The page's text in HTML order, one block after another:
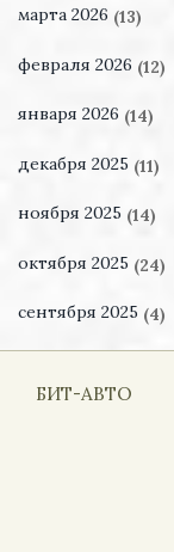
марта 2026 (13)
февраля 2026 (12)
января 2026 (14)
декабря 2025 (11)
ноября 2025 (14)
октября 2025 (24)
сентября 2025 (4)
БИТ-АВТО